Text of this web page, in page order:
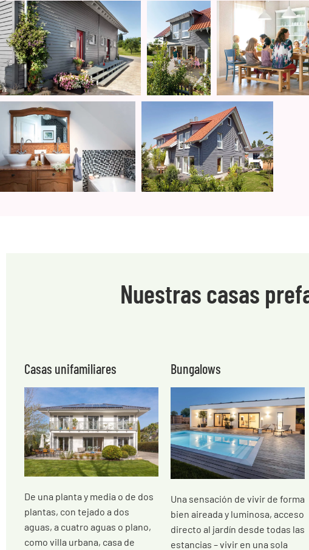
Nuestras casas
Casas unifamiliares
De una planta y media o de dos
plantas, con tejado a dos
aguas, a cuatro aguas o plano,
como villa urbana, casa de
Bungalows
Una sensación de vivir de forma
bien aireada y luminosa, acceso
directo al jardín desde todas las
estancias – vivir en una sola